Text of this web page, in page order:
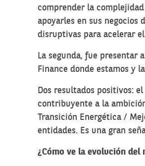
comprender la
apoyarles en sus
disruptivas para acelerar
La segunda, fue presentar
Finance donde estamos y
Dos resultados positivos:
contribuyente a la
Transición Energética /
entidades. Es una gran
¿Cómo ve la evolución del